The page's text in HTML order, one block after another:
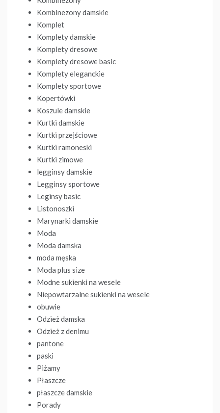
Kombinezony damskie
Komplet
Komplety damskie
Komplety dresowe
Komplety dresowe basic
Komplety eleganckie
Komplety sportowe
Kopertówki
Koszule damskie
Kurtki damskie
Kurtki przejściowe
Kurtki ramoneski
Kurtki zimowe
legginsy damskie
Legginsy sportowe
Leginsy basic
Listonoszki
Marynarki damskie
Moda
Moda damska
moda męska
Moda plus size
Modne sukienki na wesele
Niepowtarzalne sukienki na wesele
obuwie
Odzież damska
Odzież z denimu
pantone
paski
Piżamy
Płaszcze
płaszcze damskie
Porady